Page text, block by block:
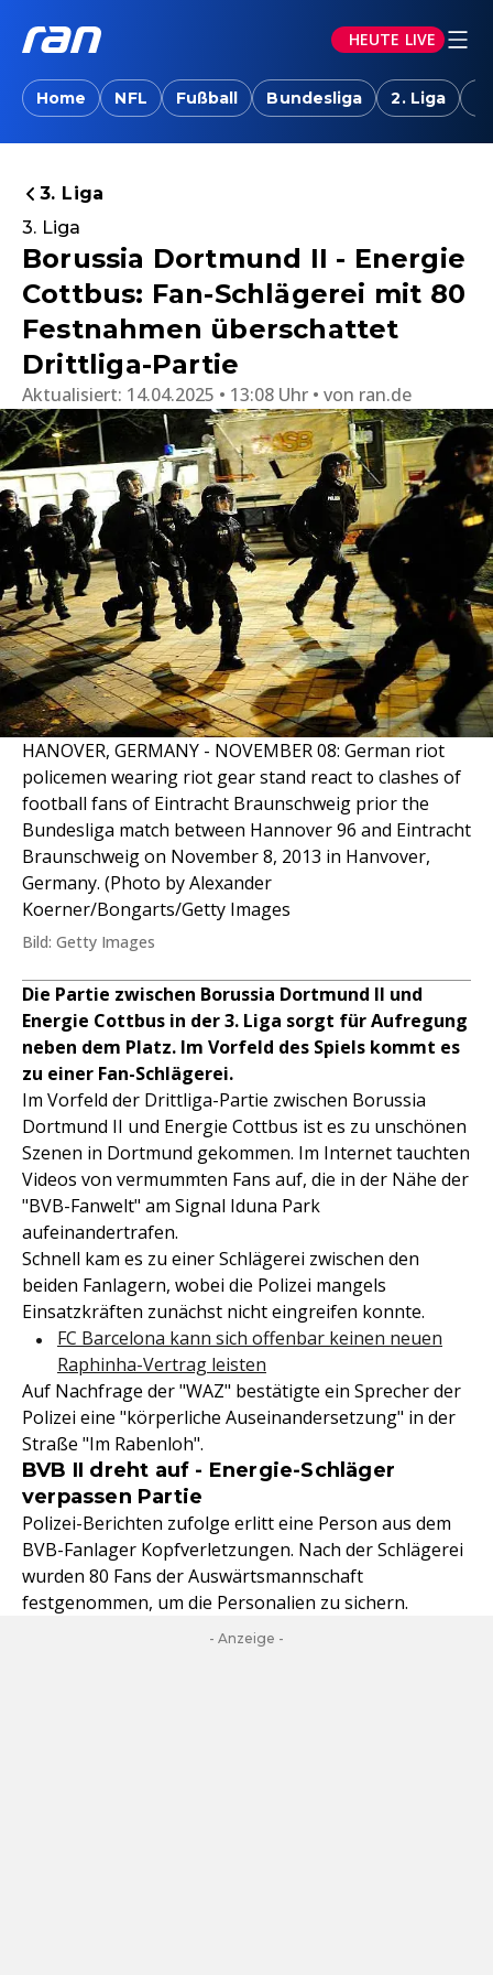
HEUTE LIVE
Home NFL Fußball Bundesliga 2. Liga
3. Liga
3. Liga
Borussia Dortmund II - Energie
Cottbus: Fan-Schlägerei mit 80
Festnahmen überschattet
Drittliga-Partie
Aktualisiert: 14.04.2025 • 13:08 Uhr von ran.de
HANOVER, GERMANY - NOVEMBER 08: German riot
policemen wearing riot gear stand react to clashes of
football fans of Eintracht Braunschweig prior the
Bundesliga match between Hannover 96 and Eintracht
Braunschweig on November 8, 2013 in Hanvover,
Germany. (Photo by Alexander
Koerner/Bongarts/Getty Images
Bild: Getty Images
Die Partie zwischen Borussia Dortmund II und
Energie Cottbus in der 3. Liga sorgt für Aufregung
neben dem Platz. Im Vorfeld des Spiels kommt es
zu einer Fan-Schlägerei.
Im Vorfeld der Drittliga-Partie zwischen Borussia
Dortmund II und Energie Cottbus ist es zu unschönen
Szenen in Dortmund gekommen. Im Internet tauchten
Videos von vermummten Fans auf, die in der Nähe der
"BVB-Fanwelt" am Signal Iduna Park
aufeinandertrafen.
Schnell kam es zu einer Schlägerei zwischen den
beiden Fanlagern, wobei die Polizei mangels
Einsatzkräften zunächst nicht eingreifen konnte.
FC Barcelona kann sich offenbar keinen neuen
Raphinha-Vertrag leisten
Auf Nachfrage der "WAZ" bestätigte ein Sprecher der
Polizei eine "körperliche Auseinandersetzung" in der
Straße "Im Rabenloh".
BVB II dreht auf - Energie-Schläger
verpassen Partie
Polizei-Berichten zufolge erlitt eine Person aus dem
BVB-Fanlager Kopfverletzungen. Nach der Schlägerei
wurden 80 Fans der Auswärtsmannschaft
festgenommen, um die Personalien zu sichern.
- Anzeige -